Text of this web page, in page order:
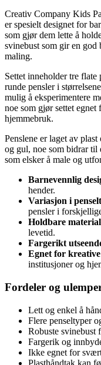
Creativ Company Kids
er spesielt designet for
som gjør dem lette å
svinebust som gir en
maling.
Settet inneholder tre flate
runde pensler i
mulig å eksperimentere
noe som gjør settet
hjemmebruk.
Penslene er laget av
og gul, noe som bidrar
som elsker å male og
Barnevennlig
hender.
Variasjon i
pensler i
Holdbare
levetid.
Fargerikt
Egnet for
institusjoner og
Fordeler og
Lett og enkel å
Flere penseltyper
Robuste svinebust
Fargerik og
Ikke egnet for
Plasthåndtak kan